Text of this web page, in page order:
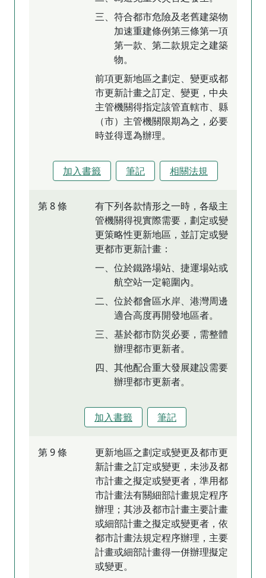
三、符合都市危險及老舊建築物
加速重建條例第三條第一項
第一款、第二款規定之建築
物。
前項更新地區之劃定、變更或都
市更新計畫之訂定、變更，中央
主管機關得指定該管直轄市、縣
（市）主管機關限期為之，必要
時並得逕為辦理。
加入書籤 筆記 相關法規
第 8 條
有下列各款情形之一時，各級主
管機關得視實際需要，劃定或變
更策略性更新地區，並訂定或變
更都市更新計畫：
一、位於鐵路場站、捷運場站或
航空站一定範圍內。
二、位於都會區水岸、港灣周邊
適合高度再開發地區者。
三、基於都市防災必要，需整體
辦理都市更新者。
四、其他配合重大發展建設需要
辦理都市更新者。
加入書籤 筆記
第 9 條
更新地區之劃定或變更及都市更
新計畫之訂定或變更，未涉及都
市計畫之擬定或變更者，準用都
市計畫法有關細部計畫規定程序
辦理；其涉及都市計畫主要計畫
或細部計畫之擬定或變更者，依
都市計畫法規定程序辦理，主要
計畫或細部計畫得一併辦理擬定
或變更。